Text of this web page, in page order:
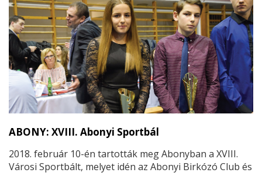
ABONY: XVIII. Abonyi Sportbál
2018. február 10-én tartották meg Abonyban a XVIII.
Városi Sportbált, melyet idén az Abonyi Birkózó Club és